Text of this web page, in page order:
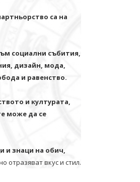
са на
социални събития,
дизайн, мода,
и равенство.
и културата,
може да се
и знаци на обич,
отразяват вкус и стил.